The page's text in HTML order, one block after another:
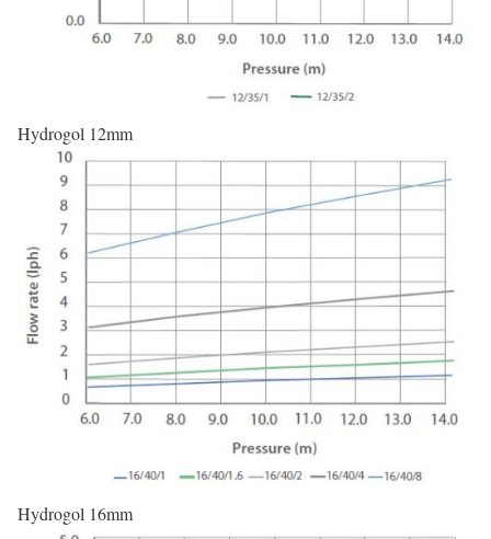
Hydrogol 12mm
Hydrogol 16mm